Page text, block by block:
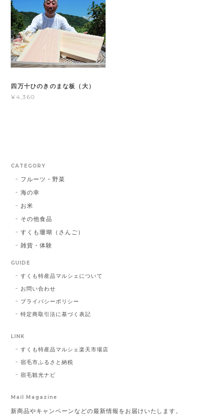
四万十ひのきのまな板（大）
¥4,360
CATEGORY
フルーツ・野菜
海の幸
お米
その他食品
すくも珊瑚（さんご）
雑貨・体験
GUIDE
すくも特産品マルシェについて
お問い合わせ
プライバシーポリシー
特定商取引法に基づく表記
LINK
すくも特産品マルシェ楽天市場店
宿毛市ふるさと納税
宿毛観光ナビ
Mail Magazine
新商品やキャンペーンなどの最新情報をお届けいたします。